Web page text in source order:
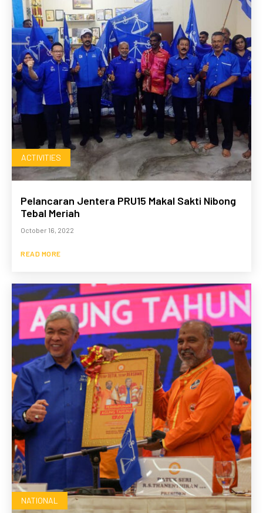
ACTIVITIES
Pelancaran Jentera PRU15 Makal Sakti Nibong
Tebal Meriah
October 16, 2022
READ MORE
NATIONAL